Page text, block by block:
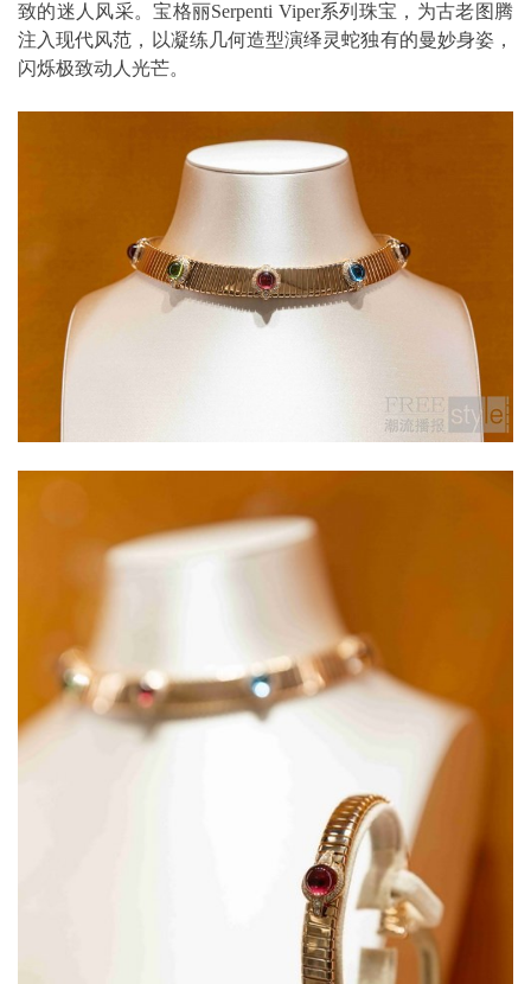
致的迷人风采。宝格丽Serpenti Viper系列珠宝，为古老图腾
注入现代风范，以凝练几何造型演绎灵蛇独有的曼妙身姿，
闪烁极致动人光芒。